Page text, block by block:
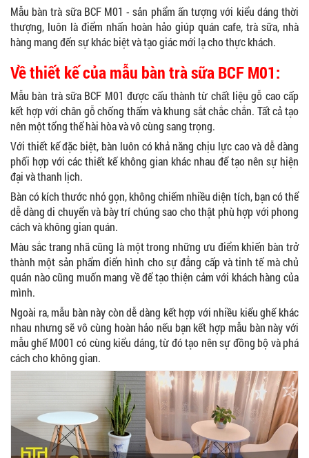
Mẫu bàn trà sữa BCF M01 - sản phẩm ấn tượng với kiểu dáng thời
thượng, luôn là điểm nhấn hoàn hảo giúp quán cafe, trà sữa, nhà
hàng mang đến sự khác biệt và tạo giác mới lạ cho thực khách.
Về thiết kế của mẫu bàn trà sữa BCF M01:
Mẫu bàn trà sữa BCF M01 được cấu thành từ chất liệu gỗ cao cấp
kết hợp với chân gỗ chống thấm và khung sắt chắc chắn. Tất cả tạo
nên một tổng thể hài hòa và vô cùng sang trọng.
Với thiết kế đặc biệt, bàn luôn có khả năng chịu lực cao và dễ dàng
phối hợp với các thiết kế không gian khác nhau để tạo nên sự hiện
đại và thanh lịch.
Bàn có kích thước nhỏ gọn, không chiếm nhiều diện tích, bạn có thể
dễ dàng di chuyển và bày trí chúng sao cho thật phù hợp với phong
cách và không gian quán.
Màu sắc trang nhã cũng là một trong những ưu điểm khiến bàn trở
thành một sản phẩm điển hình cho sự đẳng cấp và tinh tế mà chủ
quán nào cũng muốn mang về để tạo thiện cảm với khách hàng của
mình.
Ngoài ra, mẫu bàn này còn dễ dàng kết hợp với nhiều kiểu ghế khác
nhau nhưng sẽ vô cùng hoàn hảo nếu bạn kết hợp mẫu bàn này với
mẫu ghế M001 có cùng kiểu dáng, từ đó tạo nên sự đồng bộ và phá
cách cho không gian.